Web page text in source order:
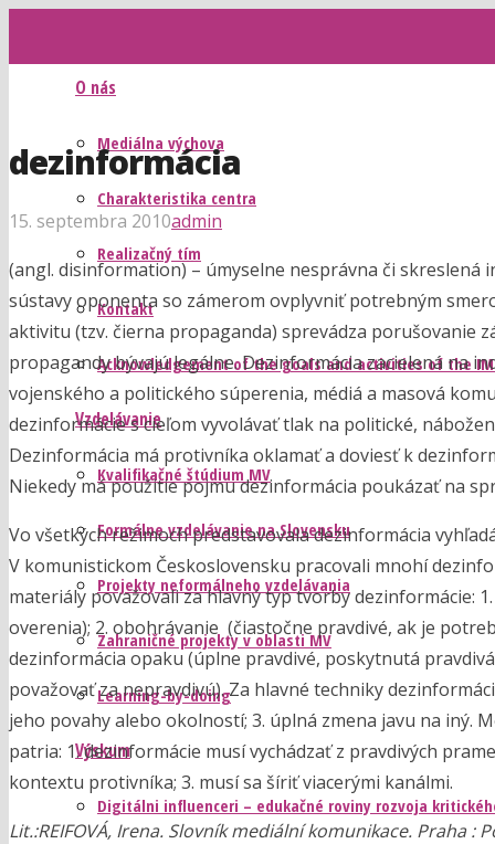
O nás
Mediálna výchova
Charakteristika centra
Realizačný tím
Kontakt
Acknowledgement of the goals and activities of the
Vzdelávanie
Kvalifikačné štúdium MV
Formálne vzdelávanie na Slovensku
Projekty neformálneho vzdelávania
Zahraničné projekty v oblasti MV
Learning-by-doing
Výskum
Digitálni influenceri – edukačné roviny rozvoja
dezinformácia
15. septembra 2010admin
(angl. disinformation) – úmyselne nesprávna či
sústavy oponenta so zámerom ovplyvniť potrebným
aktivitu (tzv. čierna propaganda) sprevádza porušovanie
propagandy bývajú legálne. Dezinformácia zacielená na
vojenského a politického súperenia, médiá a masová
dezinformácie s cieľom vyvolávať tlak na politické,
Dezinformácia má protivníka oklamať a doviesť k
Niekedy má použitie pojmu dezinformácia poukázať na
Vo všetkých režimoch predstavovala dezinformácia
V komunistickom Československu pracovali mnohí
materiály považovali za hlavný typ tvorby dezinformácie:
overenia); 2. obohrávanie (čiastočne pravdivé, ak je
dezinformácia opaku (úplne pravdivé, poskytnutá
považovať za nepravdivú). Za hlavné techniky
jeho povahy alebo okolností; 3. úplná zmena javu na iný.
patria: 1. dezinformácie musí vychádzať z pravdivých
kontextu protivníka; 3. musí sa šíriť viacerými kanálmi.
Lit.:REIFOVÁ, Irena. Slovník mediální komunikace. Praha :